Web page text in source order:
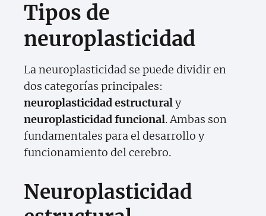
Tipos de
neuroplasticidad
La neuroplasticidad se puede dividir en
dos categorías principales:
neuroplasticidad estructuraly
neuroplasticidad funcional. Ambas son
fundamentales para el desarrollo y
funcionamiento del cerebro.
Neuroplasticidad